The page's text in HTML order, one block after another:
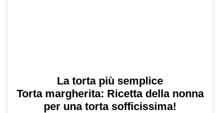
La torta più semplice
Torta margherita: Ricetta della nonna
per una torta sofficissima!